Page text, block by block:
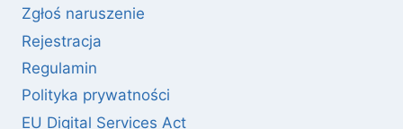
Zgłoś naruszenie
Rejestracja
Regulamin
Polityka prywatności
EU Digital Services Act